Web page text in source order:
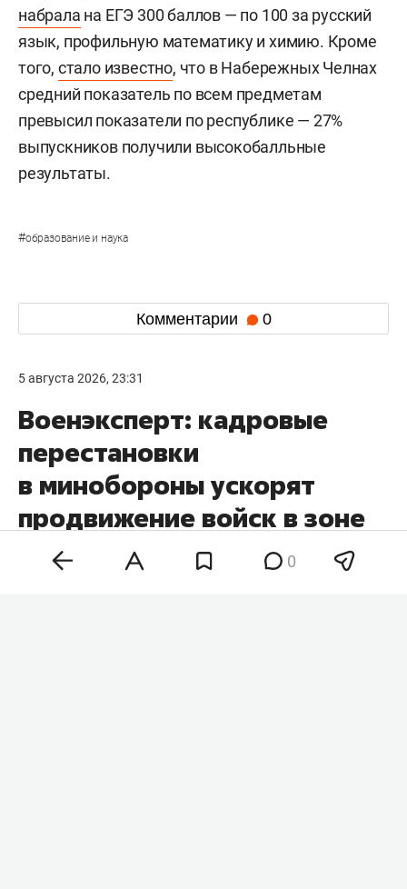
набрала на ЕГЭ 300 баллов — по 100 за русский
язык, профильную математику и химию. Кроме
того, стало известно, что в Набережных Челнах
средний показатель по всем предметам
превысил показатели по республике — 27%
выпускников получили высокобалльные
результаты.
#образование и наука
Комментарии 0
5 августа 2026, 23:31
Военэксперт: кадровые
перестановки
в минобороны ускорят
продвижение войск в зоне
СВО
0